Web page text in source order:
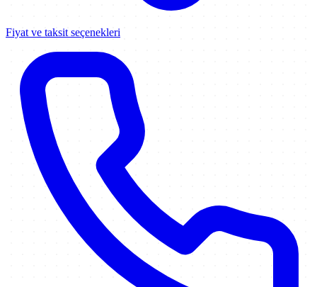
Fiyat ve taksit seçenekleri